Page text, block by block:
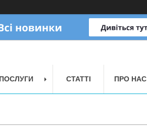
СТАТТІ ПРО НАС